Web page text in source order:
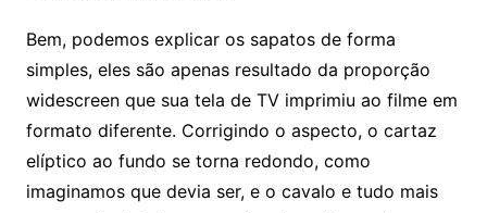
Bem, podemos explicar os sapatos de forma
simples, eles são apenas resultado da proporção
widescreen que sua tela de TV imprimiu ao filme em
formato diferente. Corrigindo o aspecto, o cartaz
elíptico ao fundo se torna redondo, como
imaginamos que devia ser, e o cavalo e tudo mais